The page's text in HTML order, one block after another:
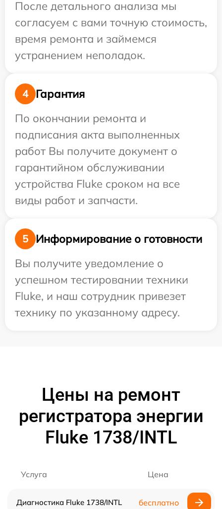
После детального анализа мы
согласуем с вами точную стоимость,
время ремонта и займемся
устранением неполадок.
4
Гарантия
По окончании ремонта и
подписания акта выполненных
работ Вы получите документ о
гарантийном обслуживании
устройства Fluke сроком на все
виды работ и запчасти.
5
Информирование о готовности
Вы получите уведомление о
успешном тестировании техники
Fluke, и наш сотрудник привезет
технику по указанному адресу.
Цены на ремонт
регистратора энергии
Fluke 1738/INTL
Услуга Цена
Диагностика Fluke 1738/INTL бесплатно